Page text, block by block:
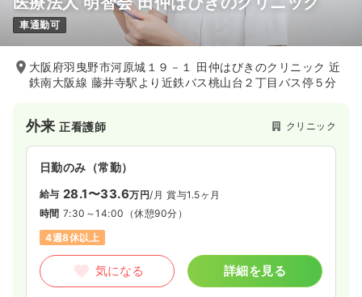
車通勤可
大阪府羽曳野市河原城１９－１ 田仲はびきのクリニック 近
鉄南大阪線 藤井寺駅より近鉄バス桃山台２丁目バス停５分
外来正看護師 クリニック
日勤のみ（常勤）
給与 28.1〜33.6万円/月 賞与1.5ヶ月
時間 7:30～14:00 （休憩90分）
4週8休以上
気になる 詳細を見る